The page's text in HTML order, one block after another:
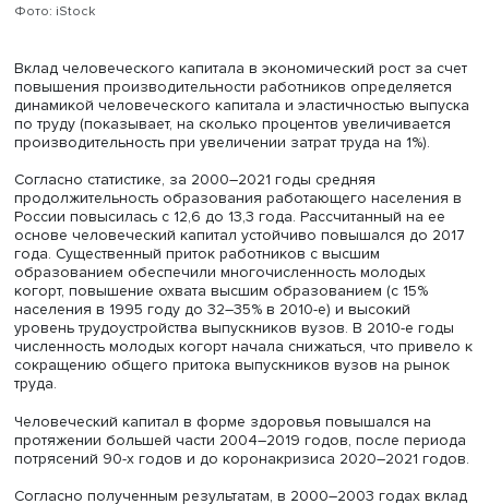
неквалифицированным работником, состояние
Фото: iStock